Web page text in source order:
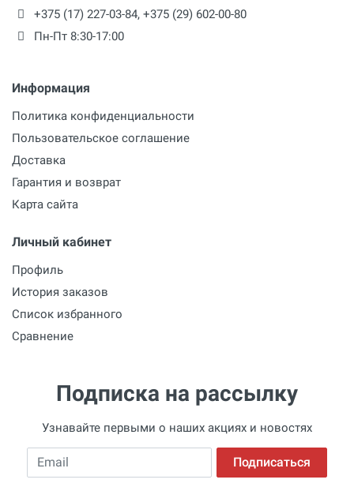
+375 (17) 227-03-84, +375 (29) 602-00-80
Пн-Пт 8:30-17:00
Информация
Политика конфиденциальности
Пользовательское соглашение
Доставка
Гарантия и возврат
Карта сайта
Личный кабинет
Профиль
История заказов
Список избранного
Сравнение
Подписка на рассылку
Узнавайте первыми о наших акциях и новостях
Email Подписаться